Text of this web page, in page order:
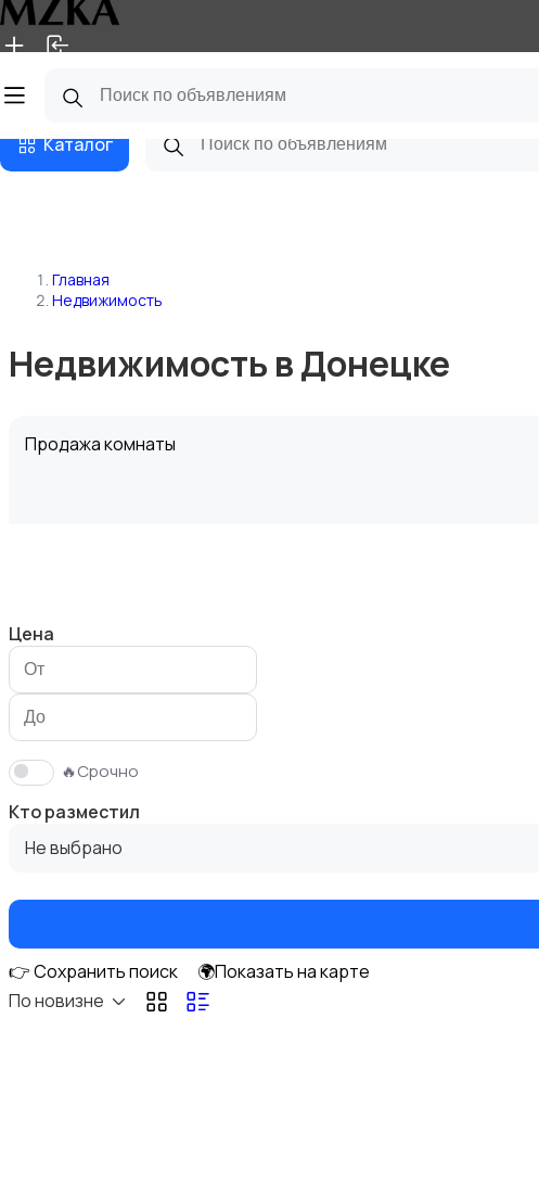
Главная Магазины
Каталог
Главная
Недвижимость
Недвижимость в Донецке
Продажа комнаты
Продажа участка
Цена
🔥Срочно
Кто разместил
Не выбрано
👉 Сохранить поиск
🌍Показать на карте
По новизне